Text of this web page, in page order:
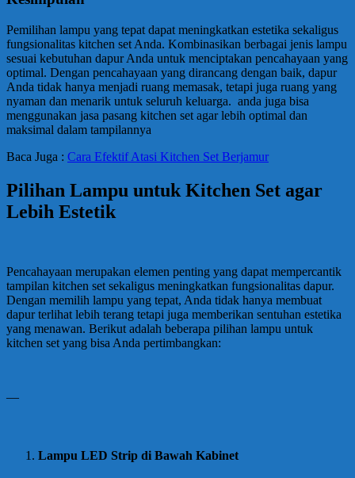
Pemilihan lampu yang tepat dapat meningkatkan estetika sekaligus
fungsionalitas kitchen set Anda. Kombinasikan berbagai jenis lampu
sesuai kebutuhan dapur Anda untuk menciptakan pencahayaan yang
optimal. Dengan pencahayaan yang dirancang dengan baik, dapur
Anda tidak hanya menjadi ruang memasak, tetapi juga ruang yang
nyaman dan menarik untuk seluruh keluarga. anda juga bisa
menggunakan jasa pasang kitchen set agar lebih optimal dan
maksimal dalam tampilannya
Baca Juga : Cara Efektif Atasi Kitchen Set Berjamur
Pilihan Lampu untuk Kitchen Set agar
Lebih Estetik
Pencahayaan merupakan elemen penting yang dapat mempercantik
tampilan kitchen set sekaligus meningkatkan fungsionalitas dapur.
Dengan memilih lampu yang tepat, Anda tidak hanya membuat
dapur terlihat lebih terang tetapi juga memberikan sentuhan estetika
yang menawan. Berikut adalah beberapa pilihan lampu untuk
kitchen set yang bisa Anda pertimbangkan:
—
Lampu LED Strip di Bawah Kabinet